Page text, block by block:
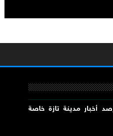
أخبار مدينة تازة خاصة